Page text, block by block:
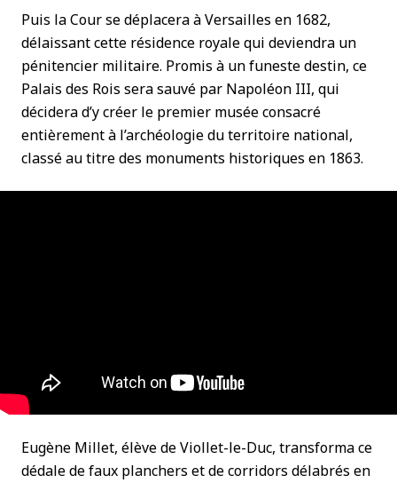
Puis la Cour se déplacera à Versailles en 1682,
délaissant cette résidence royale qui deviendra un
pénitencier militaire. Promis à un funeste destin, ce
Palais des Rois sera sauvé par Napoléon III, qui
décidera d’y créer le premier musée consacré
entièrement à l’archéologie du territoire national,
classé au titre des monuments historiques en 1863.
Eugène Millet, élève de Viollet-le-Duc, transforma ce
dédale de faux planchers et de corridors délabrés en